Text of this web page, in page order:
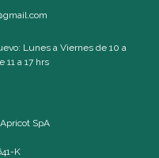
Lunes a Viernes de 10 a
11 a 17 hrs
SpA
K